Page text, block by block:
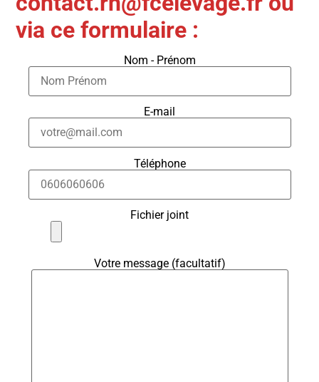
via ce formulaire :
Nom - Prénom
E-mail
Téléphone
Fichier joint
Votre message (facultatif)